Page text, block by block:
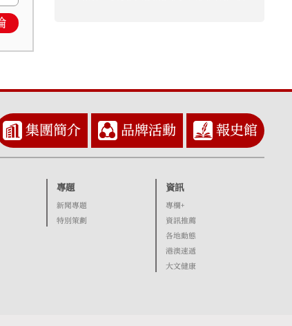
集團簡介 品牌活動 報史館
專題
新聞專題
特別策劃
資訊
專欄+
資訊推薦
各地動態
港澳速遞
大文健康